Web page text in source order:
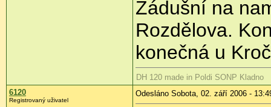
Zádušní na
Rozdělova.
konečná u
DH 120 made in Poldi SONP Kladno
6120
Registrovaný uživatel
Odesláno Sobota, 02. září 2006 -